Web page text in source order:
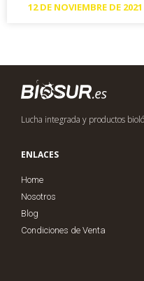
12 DE NOVIEMBRE DE 2021
Lucha integrada y productos
ENLACES
Home
Nosotros
Blog
Condiciones de Venta